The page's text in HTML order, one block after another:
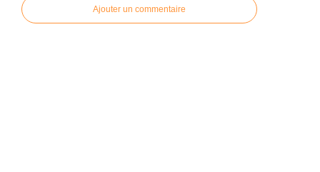
Ajouter un commentaire